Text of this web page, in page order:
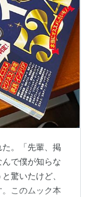
。「先輩、掲
で僕が知らな
驚いたけど、
このムック本